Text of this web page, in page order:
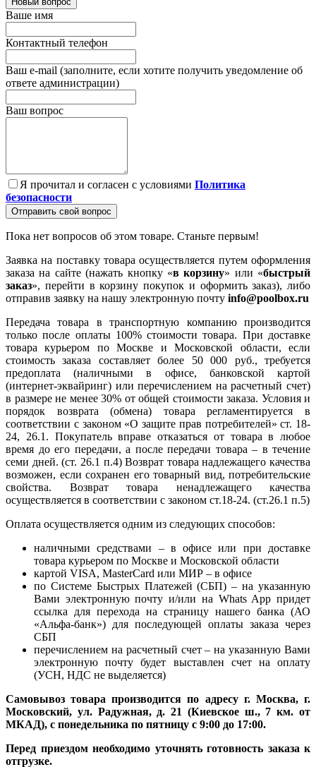
Ваше имя
Контактный телефон
Ваш e-mail (заполните, если хотите получить уведомление об
ответе администрации)
Ваш вопрос
Я прочитал и согласен с условиями Политика
безопасности
Отправить свой вопрос
Пока нет вопросов об этом товаре. Станьте первым!
Заявка на поставку товара осуществляется путем оформления
заказа на сайте (нажать кнопку «в корзину» или «быстрый
заказ», перейти в корзину покупок и оформить заказ), либо
отправив заявку на нашу электронную почту info@poolbox.ru
Передача товара в транспортную компанию производится
только после оплаты 100% стоимости товара. При доставке
товара курьером по Москве и Московской области, если
стоимость заказа составляет более 50 000 руб., требуется
предоплата (наличными в офисе, банковской картой
(интернет-эквайринг) или перечислением на расчетный счет)
в размере не менее 30% от общей стоимости заказа. Условия и
порядок возврата (обмена) товара регламентируется в
соответствии с законом «О защите прав потребителей» ст. 18-
24, 26.1. Покупатель вправе отказаться от товара в любое
время до его передачи, а после передачи товара – в течение
семи дней. (ст. 26.1 п.4) Возврат товара надлежащего качества
возможен, если сохранен его товарный вид, потребительские
свойства. Возврат товара ненадлежащего качества
осуществляется в соответствии с законом ст.18-24. (ст.26.1 п.5)
Оплата осуществляется одним из следующих способов:
наличными средствами – в офисе или при доставке
товара курьером по Москве и Московской области
картой VISA, MasterCard или МИР – в офисе
по Системе Быстрых Платежей (СБП) – на указанную
Вами электронную почту и/или на Whats App придет
ссылка для перехода на страницу нашего банка (АО
«Альфа-банк») для последующей оплаты заказа через
СБП
перечислением на расчетный счет – на указанную Вами
электронную почту будет выставлен счет на оплату
(УСН, НДС не выделяется)
Самовывоз товара производится по адресу г. Москва, г.
Московский, ул. Радужная, д. 21 (Киевское ш., 7 км. от
МКАД), с понедельника по пятницу с 9:00 до 17:00.
Перед приездом необходимо уточнять готовность заказа к
отгрузке.